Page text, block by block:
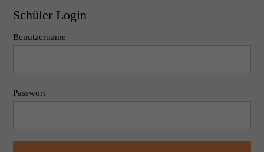
Schüler Login
Benutzername
Passwort